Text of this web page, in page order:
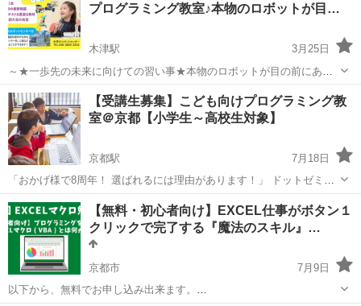
プログラミング教室♪本物のロボットが目…
木津駅
3月25日
～★一歩先の未来に向けての習い事★本物のロボットが目の前にある
環境♪★～ ★木津川市城山台内★ ★こどもロボットプログラミング教
室★ 木津川市城山台に産業用ロボットを取り扱う商社である日本機材
㈱が地域貢...
京都 木津川市 木津駅 プログラミング センター
【受講生募集】こども向けプログラミング教
室＠京都【小学生～高校生対象】
京都駅
7月18日
「おかげ様で8周年！ 選ばれるには理由があります！」 ドットゼミは
京都・滋賀の小中高生向けこどもプログラミング教室。 プログラミン
グをはじめとしたITスキルや知識を指導します。 受入れ対象は小学3
年生～...
京都 京都市 京都駅 プログラミング Python
【無料・初心者向け】EXCEL仕事がボタン１
クリックで完了する『魔法のスキル』…
京都市
7月9日
以下から、無料でお申し込み出来ます。​